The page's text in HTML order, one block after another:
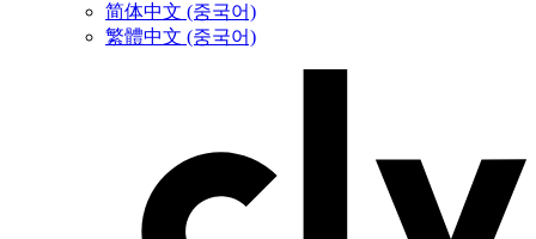
简体中文 (중국어)
繁體中文 (중국어)